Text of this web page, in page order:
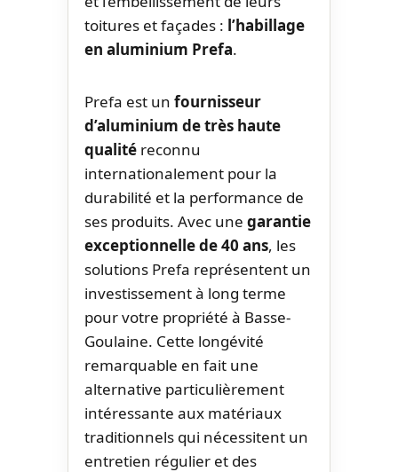
toitures et façades : l’habillage
en aluminium Prefa.
Prefa est un fournisseur
d’aluminium de très haute
qualité reconnu
internationalement pour la
durabilité et la performance de
ses produits. Avec une garantie
exceptionnelle de 40 ans, les
solutions Prefa représentent un
investissement à long terme
pour votre propriété à Basse-
Goulaine. Cette longévité
remarquable en fait une
alternative particulièrement
intéressante aux matériaux
traditionnels qui nécessitent un
entretien régulier et des